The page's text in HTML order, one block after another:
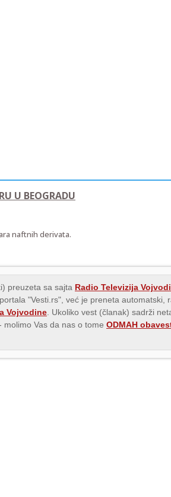
U BEOGRADU
naftnih derivata.
preuzeta sa sajta Radio Televizija
"Vesti.rs", već je preneta automatski,
Vojvodine . Ukoliko vest (članak) sadrži
Vas da nas o tome ODMAH